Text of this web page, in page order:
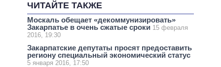
ЧИТАЙТЕ ТАКЖЕ
Москаль обещает «декоммунизировать»
Закарпатье в очень сжатые сроки 15 февраля
2016, 19:30
Закарпатские депутаты просят предоставить
региону специальный экономический статус
5 января 2016, 17:50